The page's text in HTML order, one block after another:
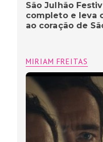
São Julhão
completo e leva
ao coração de
MIRIAM FREITAS